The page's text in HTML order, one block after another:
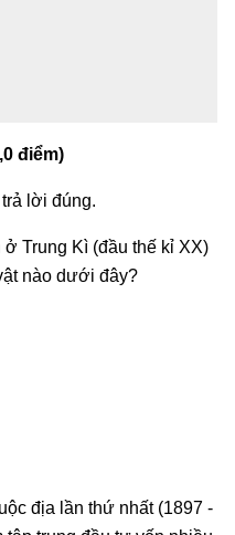
điểm)
lời đúng.
Trung Kì (đầu thế kỉ XX)
nào dưới đây?
địa lần thứ nhất (1897 -